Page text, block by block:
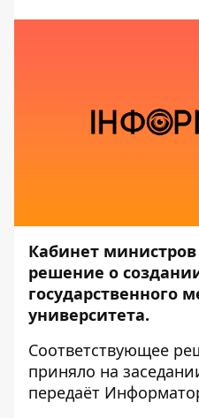
Кабинет
решение о
государственного
университета.
Соответствующее
приняло на
передаёт